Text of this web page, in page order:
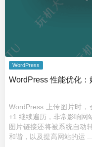
WordPress
WordPress 性能优化
WordPress 上传图片时
+1 继续遍历，非常影响网
图片链接还将被系统自动
和谐，以及提高网站的运 ...